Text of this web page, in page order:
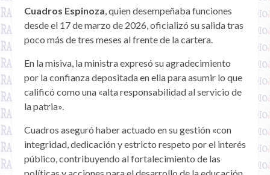
Cuadros Espinoza, quien desempeñaba funciones
desde el 17 de marzo de 2026, oficializó su salida tras
poco más de tres meses al frente de la cartera.
En la misiva, la ministra expresó su agradecimiento
por la confianza depositada en ella para asumir lo que
calificó como una «alta responsabilidad al servicio de
la patria».
Cuadros aseguró haber actuado en su gestión «con
integridad, dedicación y estricto respeto por el interés
público, contribuyendo al fortalecimiento de las